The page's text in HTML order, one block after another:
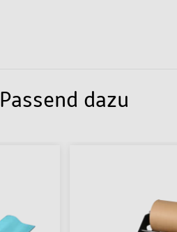
Passend dazu